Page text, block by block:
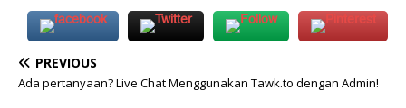
PREVIOUS
Ada pertanyaan? Live Chat Menggunakan Tawk.to dengan Admin!